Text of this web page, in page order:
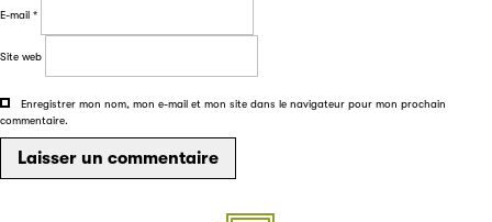
E-mail *
Site web
Enregistrer mon nom, mon e-mail et mon site dans le navigateur pour mon prochain
commentaire.